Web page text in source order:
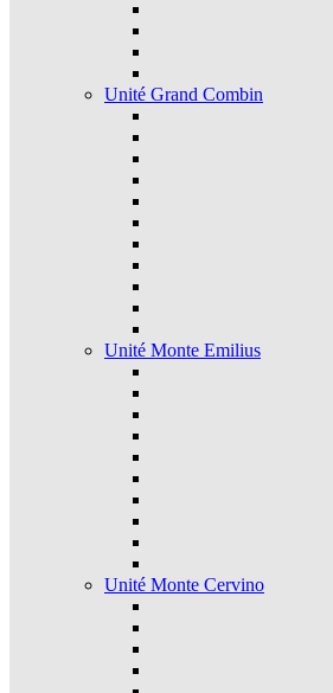
Unité Grand Combin
Unité Monte Emilius
Unité Monte Cervino